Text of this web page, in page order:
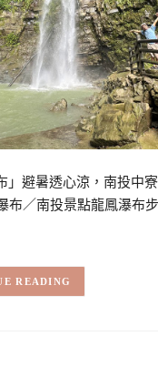
」避暑透心涼，南投中
布／南投景點龍鳳瀑布
READING